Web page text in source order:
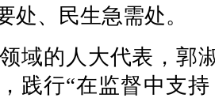
处、民生急需处。
域的人大代表，郭
践行“在监督中支